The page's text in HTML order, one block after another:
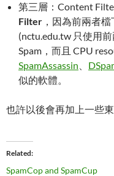
第三層：Content
Filter ，因為前兩者
(nctu.edu.tw 只使用
Spam，而且 CPU
SpamAssassin
似的軟體。
也許以後會再加上一些
Related
SpamCop and SpamCup